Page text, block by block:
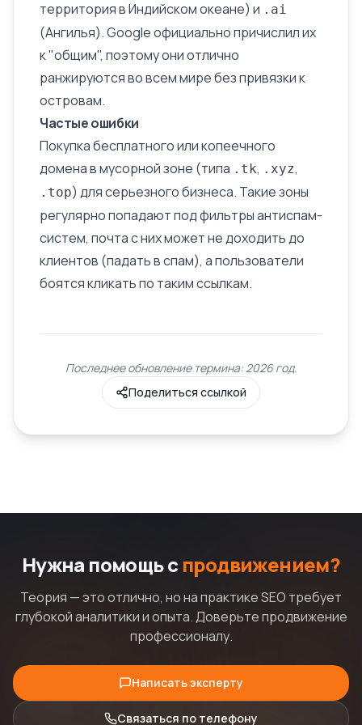
территория в Индийском океане) и .ai
(Ангилья). Google официально причислил их
к "общим", поэтому они отлично
ранжируются во всем мире без привязки к
островам.
Частые ошибки
Покупка бесплатного или копеечного
домена в мусорной зоне (типа .tk, .xyz,
.top) для серьезного бизнеса. Такие зоны
регулярно попадают подфильтрыантиспам-
систем, почта с них может не доходить до
клиентов (падать в спам), а пользователи
боятся кликать по таким ссылкам.
Последнее обновление термина: 2026 год.
Поделиться ссылкой
Нужна помощь с продвижением?
Теория — это отлично, но на практике SEO требует
глубокой аналитики и опыта. Доверьте продвижение
профессионалу.
Написать эксперту
Связаться по телефону